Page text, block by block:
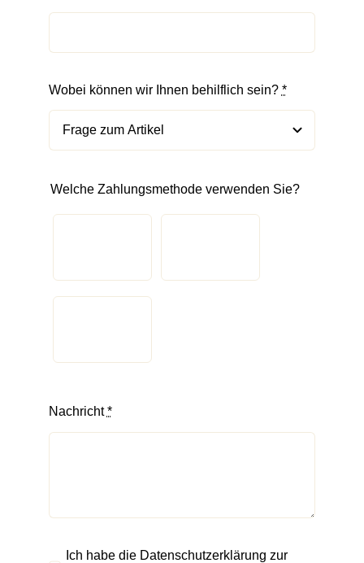
Wobei können wir Ihnen behilflich sein? *
Welche Zahlungsmethode verwenden Sie?
Nachricht*
Ich habe die Datenschutzerklärung zur